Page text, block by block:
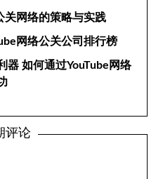
关网络的策略与实践
网络公关公司排行榜
器 如何通过YouTube网络
评论